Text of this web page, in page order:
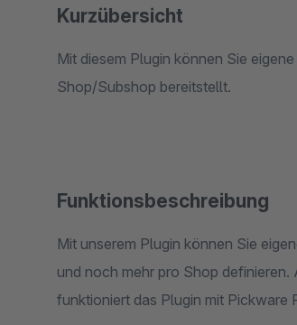
Kurzübersicht
Mit diesem Plugin können Sie
Shop/Subshop bereitstellt.
Funktionsbeschreibung
Mit unserem Plugin können Sie
und noch mehr pro Shop
funktioniert das Plugin mit Pickware